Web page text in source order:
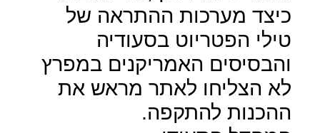
כיצד מערכות ההתראה של
טילי הפטריוט בסעודיה
והבסיסים האמריקנים במפרץ
לא הצליחו לאתר מראש את
ההכנות להתקפה.